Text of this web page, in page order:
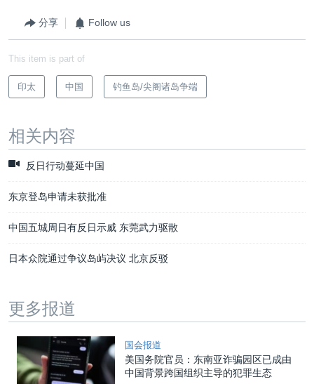
分享 Follow us
This item is part of
印太 中国 钓鱼岛/尖阁诸岛争端
相关内容
反日行动蔓延中国
东京登岛申请未获批准
中国五城周日有反日示威 东莞武力驱散
日本众院通过争议岛屿决议 北京反驳
更多报道
国会报道
美国务院官员：东南亚诈骗园区已成由
中国背景跨国组织主导的犯罪生态